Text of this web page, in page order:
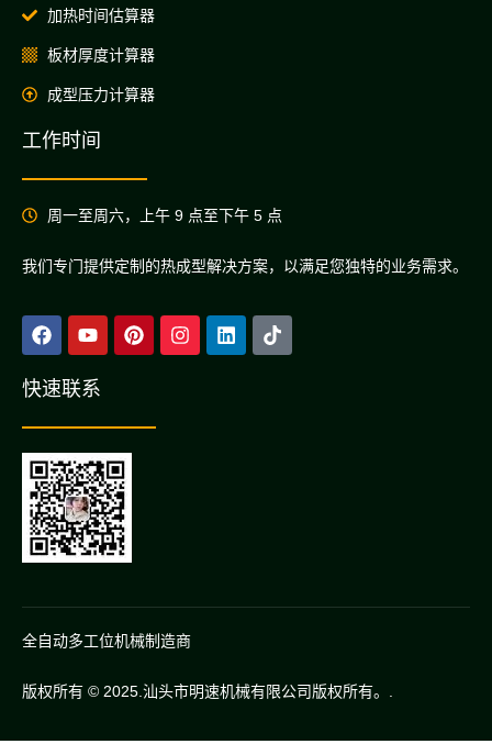
加热时间估算器
板材厚度计算器
成型压力计算器
工作时间
周一至周六，上午 9 点至下午 5 点
我们专门提供定制的热成型解决方案，以满足您独特的业务需求。
快速联系
全自动多工位机械制造商
版权所有 © 2025.汕头市明速机械有限公司版权所有。.